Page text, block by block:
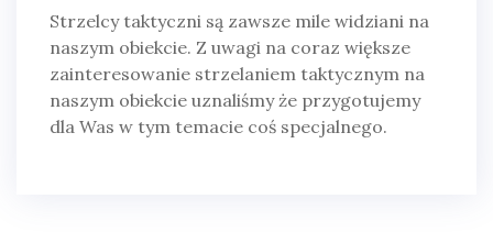
Strzelcy taktyczni są zawsze mile widziani na
naszym obiekcie. Z uwagi na coraz większe
zainteresowanie strzelaniem taktycznym na
naszym obiekcie uznaliśmy że przygotujemy
dla Was w tym temacie coś specjalnego.